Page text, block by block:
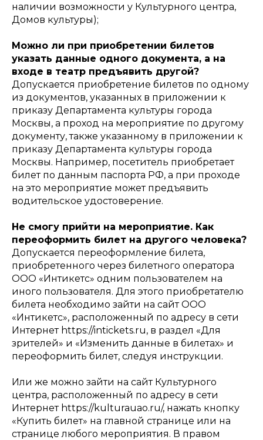
наличии возможности у Культурного центра,
Домов культуры);
Можно ли при приобретении билетов
указать данные одного документа, а на
входе в театр предъявить другой?
Допускается приобретение билетов по одному
из документов, указанных в приложении к
приказу Департамента культуры города
Москвы, а проход на мероприятие по другому
документу, также указанному в приложении к
приказу Департамента культуры города
Москвы. Например, посетитель приобретает
билет по данным паспорта РФ, а при проходе
на это мероприятие может предъявить
водительское удостоверение.
Не смогу прийти на мероприятие. Как
переоформить билет на другого человека?
Допускается переоформление билета,
приобретенного через билетного оператора
ООО «Интикетс» одним пользователем на
иного пользователя. Для этого приобретателю
билета необходимо зайти на сайт ООО
«Интикетс», расположенный по адресу в сети
Интернет https://intickets.ru, в раздел «Для
зрителей» и «Изменить данные в билетах» и
переоформить билет, следуя инструкции.
Или же можно зайти на сайт Культурного
центра, расположенный по адресу в сети
Интернет https://kulturauao.ru/, нажать кнопку
«Купить билет» на главной странице или на
странице любого мероприятия. В правом